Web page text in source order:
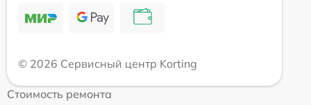
© 2026 Сервисный центр Korting
Стоимость ремонта